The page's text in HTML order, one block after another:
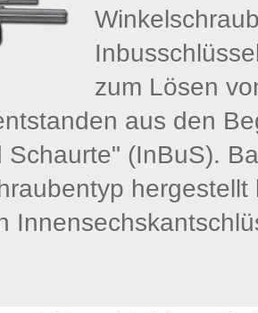
zum Lösen
aus den
Schaurte" (InBuS).